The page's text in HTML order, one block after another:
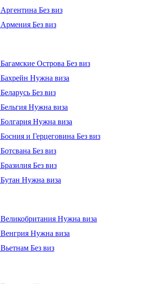
Аргентина Без виз
Армения Без виз
Багамские Острова Без виз
Бахрейн Нужна виза
Беларусь Без виз
Бельгия Нужна виза
Болгария Нужна виза
Босния и Герцеговина Без виз
Ботсвана Без виз
Бразилия Без виз
Бутан Нужна виза
Великобритания Нужна виза
Венгрия Нужна виза
Вьетнам Без виз